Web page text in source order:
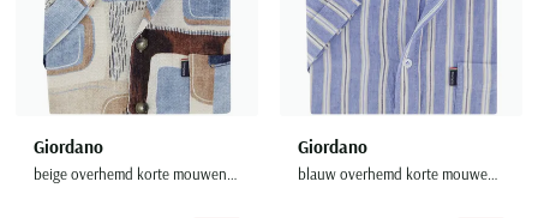
Giordano
beige overhemd korte mouwen geprint
Giordano
blauw overhemd korte mouwen strepen